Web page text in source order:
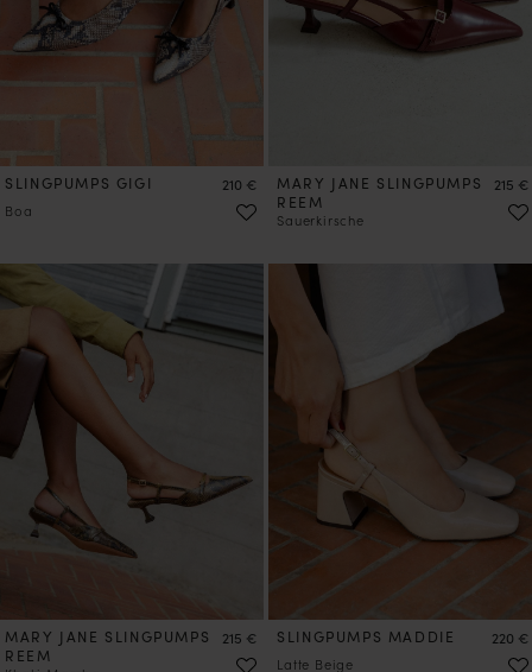
SLINGPUMPS GIGI
Boa
Preis
210 €
MARY JANE SLINGPUMPS
REEM
Sauerkirsche
Preis
215 €
VORBESTELLEN
MARY JANE SLINGPUMPS
REEM
Preis
215 €
VORBESTELLEN
SLINGPUMPS MADDIE
Latte Beige
Preis
220 €